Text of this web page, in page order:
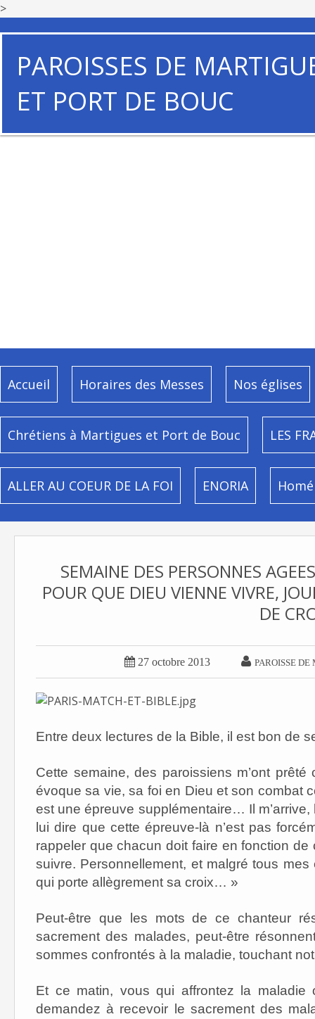
>
PAROISSES DE
ET PORT DE BOUC
Accueil Horaires des Messes Nos églises
Chrétiens à Martigues et Port de Bouc LES
ALLER AU COEUR DE LA FOI ENORIA
SEMAINE DES PERSONNES
POUR QUE DIEU VIENNE VIVRE,
DE
 27 octobre 2013  PAROISSE DE
Entre deux lectures de la Bible, il est bon de
Cette semaine, des paroissiens m’ont
évoque sa vie, sa foi en Dieu et son combat
est une épreuve supplémentaire… Il
lui dire que cette épreuve-là n’est pas
rappeler que chacun doit faire en fonction
suivre. Personnellement, et malgré tous
qui porte allègrement sa croix… »
Peut-être que les mots de ce chanteur
sacrement des malades, peut-être
sommes confrontés à la maladie, touchant
Et ce matin, vous qui affrontez la
demandez à recevoir le sacrement des